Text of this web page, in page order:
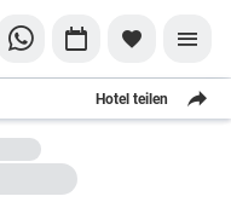
Hotel teilen